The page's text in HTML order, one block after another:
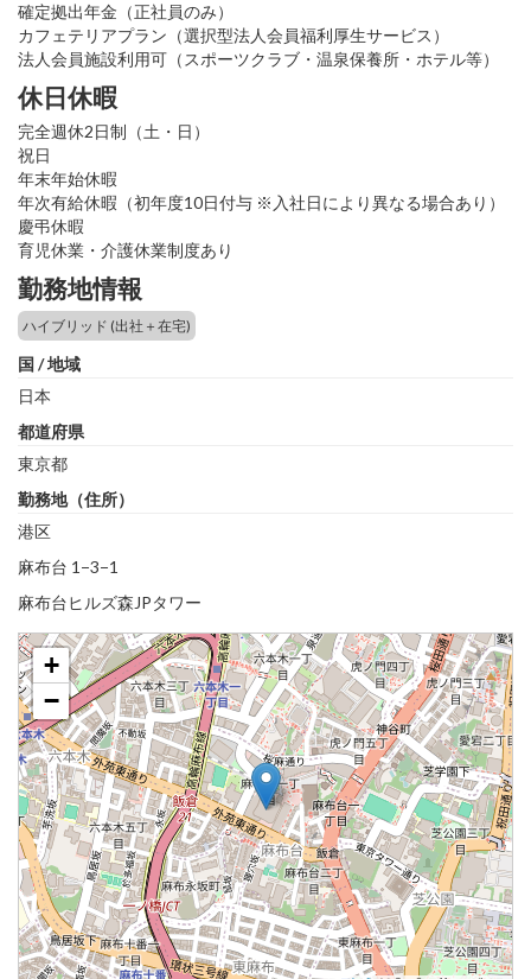
確定拠出年金（正社員のみ）
カフェテリアプラン（選択型法人会員福利厚生サービス）
法人会員施設利用可（スポーツクラブ・温泉保養所・ホテル等）
休日休暇
完全週休2日制（土・日）
祝日
年末年始休暇
年次有給休暇（初年度10日付与 ※入社日により異なる場合あり）
慶弔休暇
育児休業・介護休業制度あり
勤務地情報
ハイブリッド (出社＋在宅)
国 / 地域
日本
都道府県
東京都
勤務地（住所）
港区
麻布台 1−3−1
麻布台ヒルズ森JPタワー
+
−